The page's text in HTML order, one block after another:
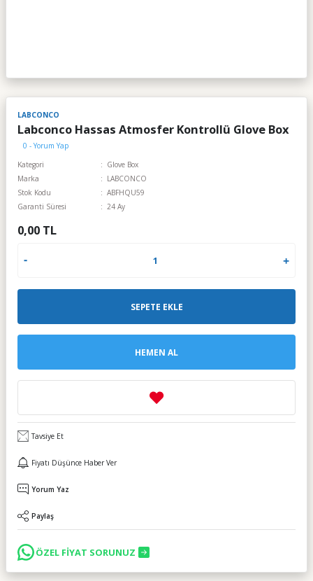
LABCONCO
Labconco Hassas Atmosfer Kontrollü Glove Box
0 - Yorum Yap
Kategori
Glove Box
Marka
LABCONCO
Stok Kodu
ABFHQU59
Garanti Süresi
24 Ay
0,00 TL
SEPETE EKLE
HEMEN AL
Tavsiye Et
Fiyatı Düşünce Haber Ver
Yorum Yaz
Paylaş
ÖZEL FİYAT SORUNUZ